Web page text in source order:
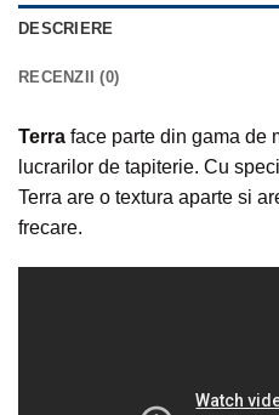
DESCRIERE
RECENZII (0)
Terra face parte din gama de
lucrarilor de tapiterie. Cu
Terra are o textura aparte si
frecare.